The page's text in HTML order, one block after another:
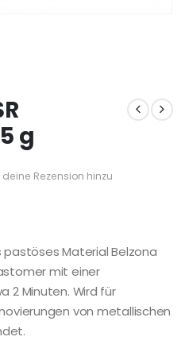
g
deine Rezension hinzu
Material Belzona
mit einer
2 Minuten. Wird für
von metallischen